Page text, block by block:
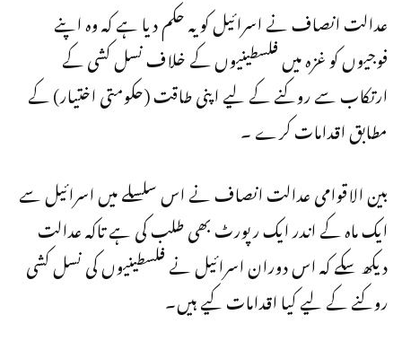
عدالت انصاف نے اسرائیل کو یہ حکم دیا ہے کہ وہ اپنے
فوجیوں کو غزہ میں فلسطینیوں کے خلاف نسل کشی کے
ارتکاب سے روکنے کے لیے اپنی طاقت (حکومتی اختیار) کے
مطابق اقدامات کرے ۔
بین الاقوامی عدالت انصاف نے اس سلسلے میں اسرائیل سے
ایک ماہ کے اندر ایک رپورٹ بھی طلب کی ہے تاکہ عدالت
دیکھ سکے کہ اس دوران اسرائیل نے فلسطینیوں کی نسل کشی
روکنے کے لیے کیا اقدامات کیے ہیں۔